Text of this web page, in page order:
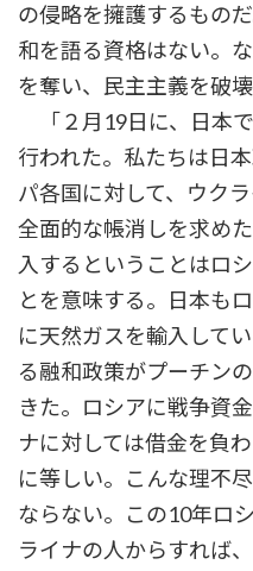
の侵略を擁護するもの
和を語る資格はない。
を奪い、民主主義を破
「２月19日に、日本
行われた。私たちは日
パ各国に対して、ウク
全面的な帳消しを求め
入するということはロ
とを意味する。日本も
に天然ガスを輸入して
る融和政策がプーチン
きた。ロシアに戦争資
ナに対しては借金を負
に等しい。こんな理不
ならない。この10年ロ
ライナの人からすれば